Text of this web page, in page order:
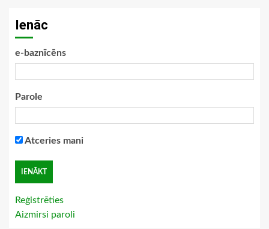
Ienāc
e-baznīcēns
Parole
Atceries mani
Reģistrēties
Aizmirsi paroli